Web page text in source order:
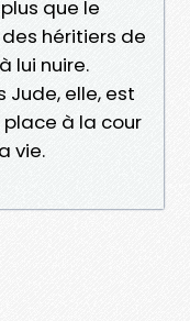
que le
des héritiers de
lui nuire.
Jude, elle, est
à la cour
vie.